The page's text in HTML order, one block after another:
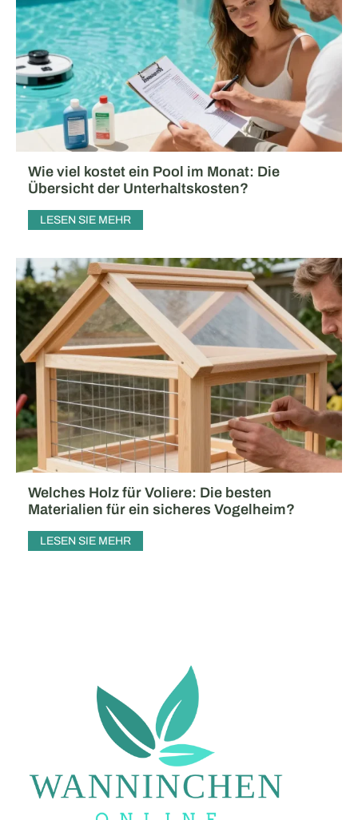
Wie viel kostet ein Pool im Monat: Die
Übersicht der Unterhaltskosten?
LESEN SIE MEHR
Welches Holz für Voliere: Die besten
Materialien für ein sicheres Vogelheim?
LESEN SIE MEHR